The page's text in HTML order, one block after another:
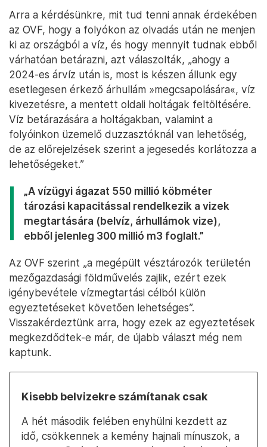
Arra a kérdésünkre, mit tud tenni annak érdekében
az OVF, hogy a folyókon az olvadás után ne menjen
ki az országból a víz, és hogy mennyit tudnak ebből
várhatóan betárazni, azt válaszolták, „ahogy a
2024-es árvíz után is, most is készen állunk egy
esetlegesen érkező árhullám »megcsapolására«, víz
kivezetésre, a mentett oldali holtágak feltöltésére.
Víz betárazására a holtágakban, valamint a
folyóinkon üzemelő duzzasztóknál van lehetőség,
de az előrejelzések szerint a jegesedés korlátozza a
lehetőségeket.”
„A vízügyi ágazat 550 millió köbméter
tározási kapacitással rendelkezik a vizek
megtartására (belvíz, árhullámok vize),
ebből jelenleg 300 millió m3 foglalt.”
Az OVF szerint „a megépült vésztározók területén
mezőgazdasági földművelés zajlik, ezért ezek
igénybevétele vízmegtartási célból külön
egyeztetéseket követően lehetséges”.
Visszakérdeztünk arra, hogy ezek az egyeztetések
megkezdődtek-e már, de újabb választ még nem
kaptunk.
Kisebb belvizekre számítanak csak
A hét második felében enyhülni kezdett az
idő, csökkennek a kemény hajnali mínuszok, a